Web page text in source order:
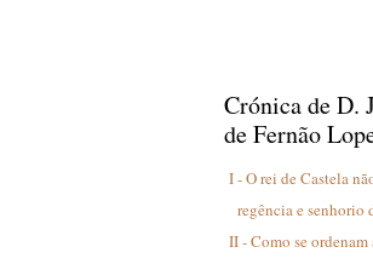
Crónica de D.
de Fernão
I - O rei de Castela
regência e senhorio
II - Como se ordenam